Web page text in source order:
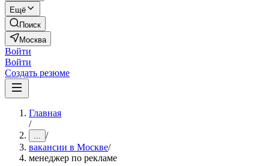
Ещё
Поиск
Москва
Войти
Войти
Создать резюме
Главная
/
... /
вакансии в Москве/
менеджер по рекламе